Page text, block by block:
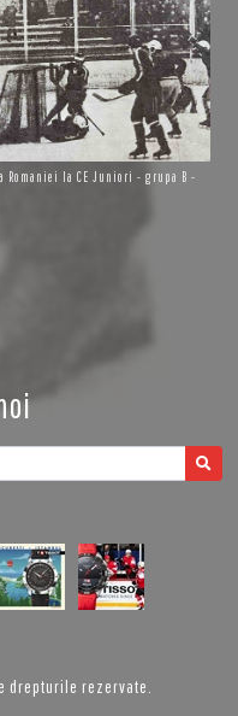
Romaniei la CE Juniori - grupa B -
drepturile rezervate.